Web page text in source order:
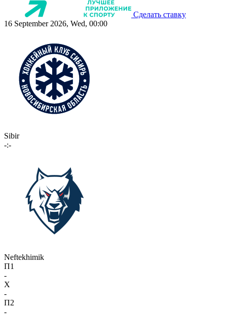
Сделать ставку
16 September 2026, Wed, 00:00
Sibir
-:-
Neftekhimik
П1
-
X
-
П2
-